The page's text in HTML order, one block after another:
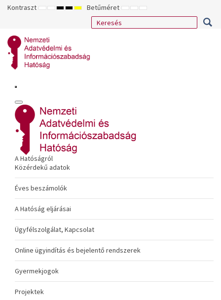
Kontraszt ALAPÉRTELMEZETT
ÉJSZAKAI
NAGY
KONTRASZTÚ
NAGY
KONTRASZTÚ
NAGY
KONTRASZTÚ
SÁRGA
FEKETE
Betűméret KISEBB
BETŰTÍPUS
ALAPÉRTELMEZETT
BETŰMÉRET
NAGYOBB
BETŰMÉRET
A Hatóságról
Közérdekű adatok
Éves beszámolók
A Hatóság eljárásai
Ügyfélszolgálat, Kapcsolat
Online ügyindítás és bejelentő rendszerek
Gyermekjogok
Projektek